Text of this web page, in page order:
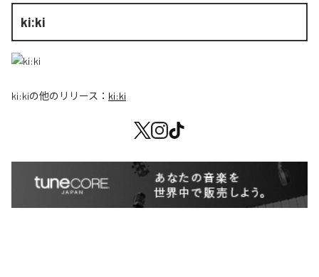
ki:ki
ki:kiの他のリリース： ki:ki